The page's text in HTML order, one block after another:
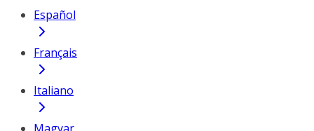
Español
Français
Italiano